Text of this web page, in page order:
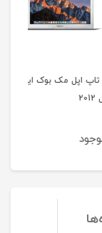
مک بوک ایر